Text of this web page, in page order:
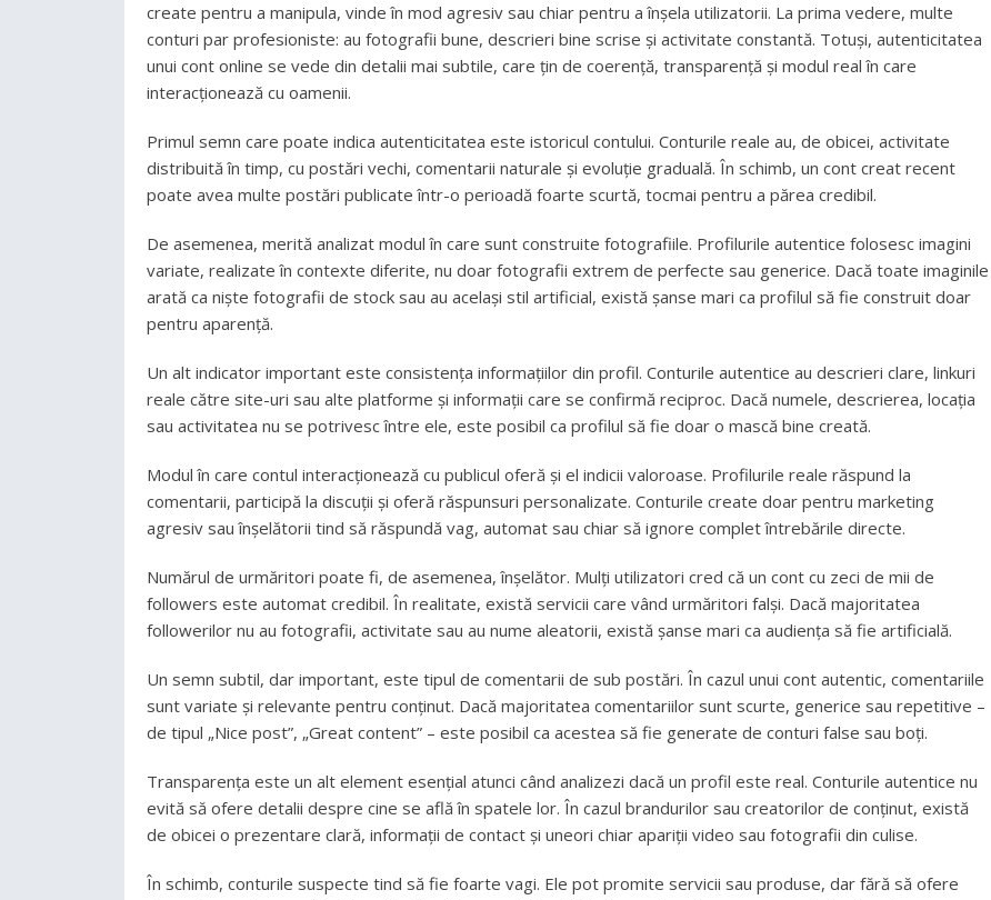
create pentru a manipula, vinde în mod agresiv sau chiar pentru a înșela utilizatorii. La prima vedere, multe
conturi par profesioniste: au fotografii bune, descrieri bine scrise și activitate constantă. Totuși, autenticitatea
unui cont online se vede din detalii mai subtile, care țin de coerență, transparență și modul real în care
interacționează cu oamenii.
Primul semn care poate indica autenticitatea este istoricul contului. Conturile reale au, de obicei, activitate
distribuită în timp, cu postări vechi, comentarii naturale și evoluție graduală. În schimb, un cont creat recent
poate avea multe postări publicate într-o perioadă foarte scurtă, tocmai pentru a părea credibil.
De asemenea, merită analizat modul în care sunt construite fotografiile. Profilurile autentice folosesc imagini
variate, realizate în contexte diferite, nu doar fotografii extrem de perfecte sau generice. Dacă toate imaginile
arată ca niște fotografii de stock sau au același stil artificial, există șanse mari ca profilul să fie construit doar
pentru aparență.
Un alt indicator important este consistența informațiilor din profil. Conturile autentice au descrieri clare, linkuri
reale către site-uri sau alte platforme și informații care se confirmă reciproc. Dacă numele, descrierea, locația
sau activitatea nu se potrivesc între ele, este posibil ca profilul să fie doar o mască bine creată.
Modul în care contul interacționează cu publicul oferă și el indicii valoroase. Profilurile reale răspund la
comentarii, participă la discuții și oferă răspunsuri personalizate. Conturile create doar pentru marketing
agresiv sau înșelătorii tind să răspundă vag, automat sau chiar să ignore complet întrebările directe.
Numărul de urmăritori poate fi, de asemenea, înșelător. Mulți utilizatori cred că un cont cu zeci de mii de
followers este automat credibil. În realitate, există servicii care vând urmăritori falși. Dacă majoritatea
followerilor nu au fotografii, activitate sau au nume aleatorii, există șanse mari ca audiența să fie artificială.
Un semn subtil, dar important, este tipul de comentarii de sub postări. În cazul unui cont autentic, comentariile
sunt variate și relevante pentru conținut. Dacă majoritatea comentariilor sunt scurte, generice sau repetitive –
de tipul „Nice post”, „Great content” – este posibil ca acestea să fie generate de conturi false sau boți.
Transparența este un alt element esențial atunci când analizezi dacă un profil este real. Conturile autentice nu
evită să ofere detalii despre cine se află în spatele lor. În cazul brandurilor sau creatorilor de conținut, există
de obicei o prezentare clară, informații de contact și uneori chiar apariții video sau fotografii din culise.
În schimb, conturile suspecte tind să fie foarte vagi. Ele pot promite servicii sau produse, dar fără să ofere